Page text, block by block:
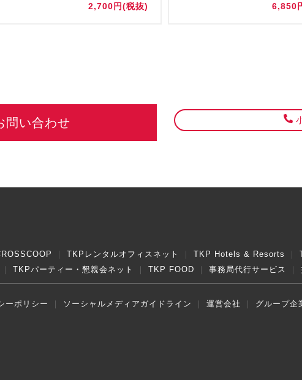
2,700円(税抜)
6,850
問い合わせ
TKPレンタルオフィスネット TKP Hotels & Resorts
TKPパーティー・懇親会ネット TKP FOOD 事務局代行サービス
ーポリシー ソーシャルメディアガイドライン 運営会社 グループ企